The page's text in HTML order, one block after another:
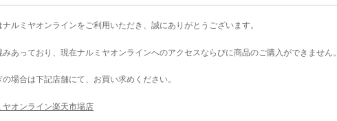
ナルミヤオンラインをご利用いただき、誠にありがとうございます。
みあっており、現在ナルミヤオンラインへのアクセスならびに商品のご購入ができません。
の場合は下記店舗にて、お買い求めください。
ヤオンライン楽天市場店